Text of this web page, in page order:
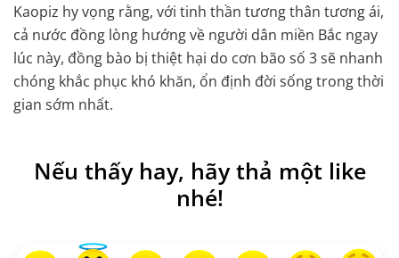
Kaopiz hy vọng rằng, với tinh thần tương thân tương ái,
cả nước đồng lòng hướng về người dân miền Bắc ngay
lúc này, đồng bào bị thiệt hại do cơn bão số 3 sẽ nhanh
chóng khắc phục khó khăn, ổn định đời sống trong thời
gian sớm nhất.
Nếu thấy hay, hãy thả một like
nhé!